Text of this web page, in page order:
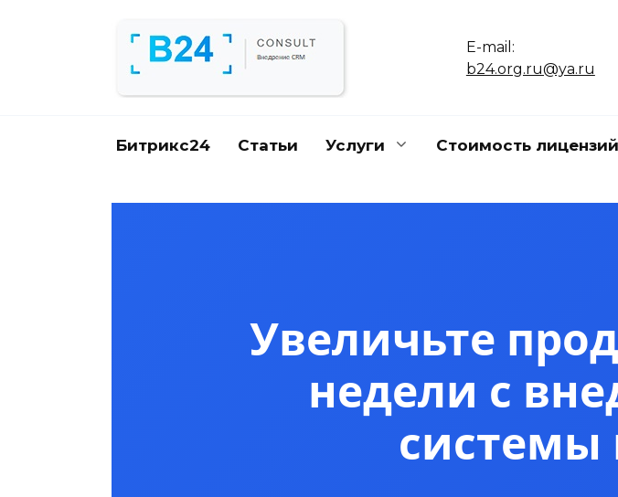
E-mail:
b24.org.ru@ya.ru
Битрикс24 Статьи Услуги Стоимость
Увеличьте
недели с
системы